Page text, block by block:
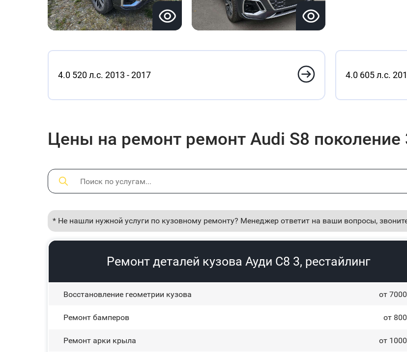
4.0 520 л.с. 2013 - 2017 4.0 605 л.с.
Цены на ремонт ремонт Audi S8 поколение
* Не нашли нужной услуги по кузовному ремонту? Менеджер ответит на ваши вопросы,
Ремонт деталей кузова Ауди С8 3, рестайлинг
Восстановление геометрии кузова от
Ремонт бамперов от
Ремонт арки крыла от